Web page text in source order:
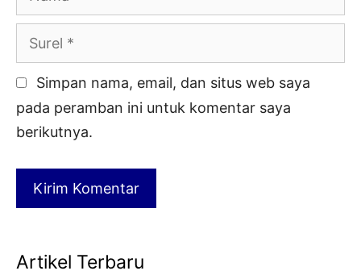
Surel
Simpan nama, email, dan situs web saya
pada peramban ini untuk komentar saya
berikutnya.
Artikel Terbaru